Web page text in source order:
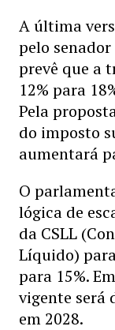
A última
pelo
prevê que a
12% para
Pela
do imposto
aumentará
O
lógica de
da CSLL
Líquido)
para 15%.
vigente será
em 2028.